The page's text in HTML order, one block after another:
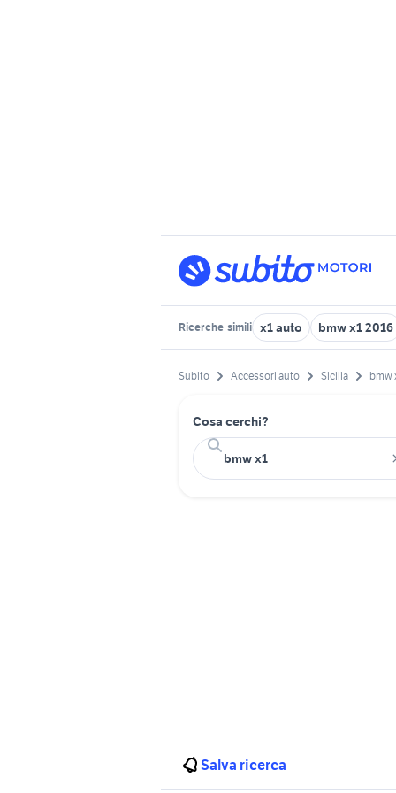
Ricerche simili x1 auto bmw x1 2016
Subito Accessori auto Sicilia bmw
Cosa cerchi?
Salva ricerca